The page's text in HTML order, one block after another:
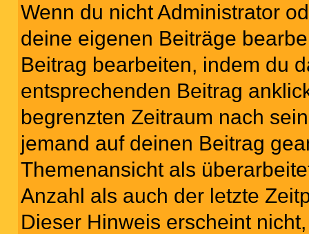
Wenn du nicht Administrator
deine eigenen Beiträge
Beitrag bearbeiten, indem du
entsprechenden Beitrag
begrenzten Zeitraum nach
jemand auf deinen Beitrag
Themenansicht als
Anzahl als auch der letzte
Dieser Hinweis erscheint